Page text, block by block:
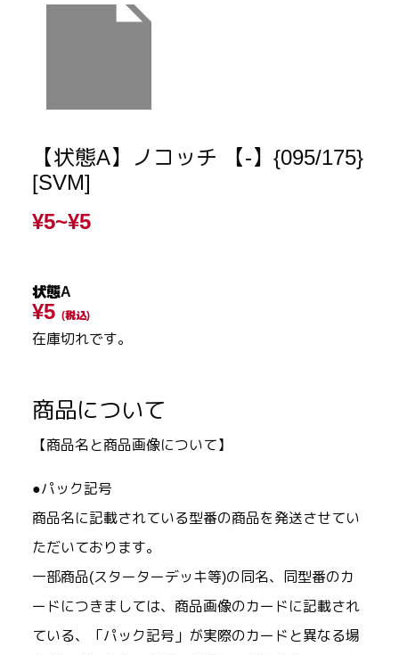
【状態A】ノコッチ 【-】{095/175}
[SVM]
¥5~¥5
状態A
¥5 (税込)
在庫切れです。
商品について
【商品名と商品画像について】
●パック記号
商品名に記載されている型番の商品を発送させてい
ただいております。
一部商品(スターターデッキ等)の同名、同型番のカ
ードにつきましては、商品画像のカードに記載され
ている、「パック記号」が実際のカードと異なる場